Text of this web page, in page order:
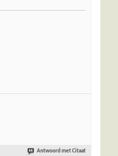
Antwoord met Citaat